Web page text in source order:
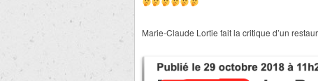
Marie-Claude Lortie fait la critique d’un